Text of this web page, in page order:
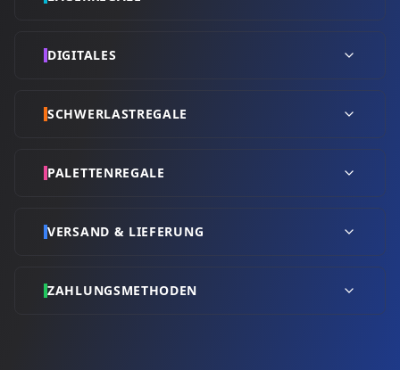
DIGITALES
SCHWERLASTREGALE
PALETTENREGALE
VERSAND & LIEFERUNG
ZAHLUNGSMETHODEN